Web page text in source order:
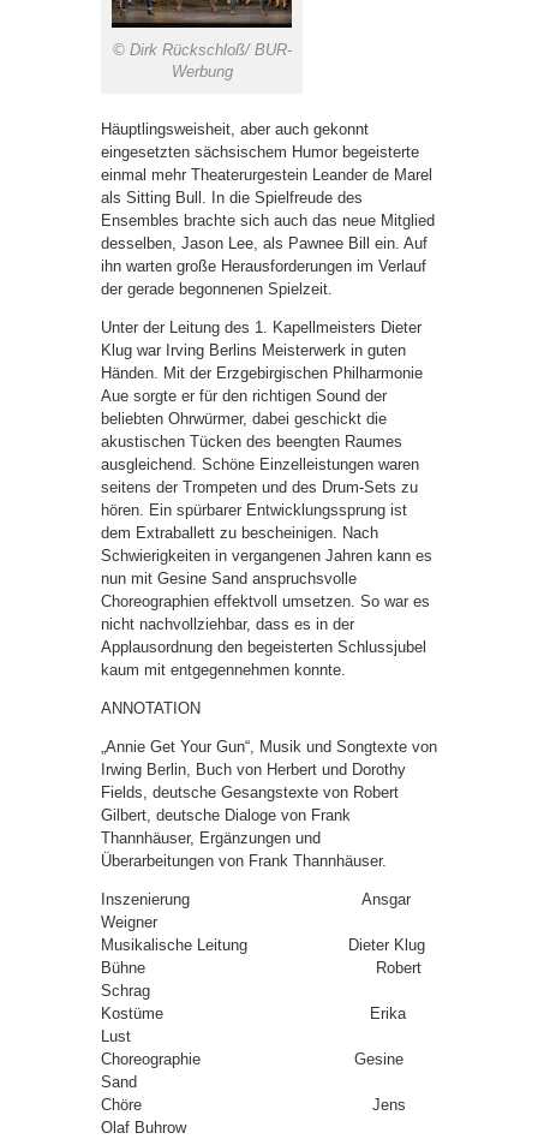
© Dirk Rückschloß/ BUR-
Werbung
Häuptlingsweisheit, aber auch gekonnt
eingesetzten sächsischem Humor begeisterte
einmal mehr Theaterurgestein Leander de Marel
als Sitting Bull. In die Spielfreude des
Ensembles brachte sich auch das neue Mitglied
desselben, Jason Lee, als Pawnee Bill ein. Auf
ihn warten große Herausforderungen im Verlauf
der gerade begonnenen Spielzeit.
Unter der Leitung des 1. Kapellmeisters Dieter
Klug war Irving Berlins Meisterwerk in guten
Händen. Mit der Erzgebirgischen Philharmonie
Aue sorgte er für den richtigen Sound der
beliebten Ohrwürmer, dabei geschickt die
akustischen Tücken des beengten Raumes
ausgleichend. Schöne Einzelleistungen waren
seitens der Trompeten und des Drum-Sets zu
hören. Ein spürbarer Entwicklungssprung ist
dem Extraballett zu bescheinigen. Nach
Schwierigkeiten in vergangenen Jahren kann es
nun mit Gesine Sand anspruchsvolle
Choreographien effektvoll umsetzen. So war es
nicht nachvollziehbar, dass es in der
Applausordnung den begeisterten Schlussjubel
kaum mit entgegennehmen konnte.
ANNOTATION
„Annie Get Your Gun“, Musik und Songtexte von
Irwing Berlin, Buch von Herbert und Dorothy
Fields, deutsche Gesangstexte von Robert
Gilbert, deutsche Dialoge von Frank
Thannhäuser, Ergänzungen und
Überarbeitungen von Frank Thannhäuser.
Inszenierung Ansgar
Weigner
Musikalische Leitung Dieter Klug
Bühne Robert
Schrag
Kostüme Erika
Lust
Choreographie Gesine
Sand
Chöre Jens
Olaf Buhrow